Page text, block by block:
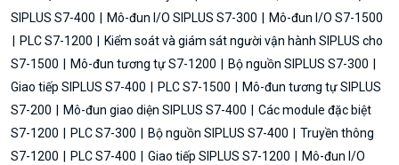
SIPLUS S7-400
Mô-đun I/O SIPLUS S7-300
Mô-đun I/O S7-1500
PLC S7-1200
Kiểm soát và giám sát người vận hành SIPLUS cho
S7-1500
Mô-đun tương tự S7-1200
Bộ nguồn SIPLUS S7-300
Giao tiếp SIPLUS S7-400
PLC S7-1500
Mô-đun tương tự SIPLUS
S7-200
Mô-đun giao diện SIPLUS S7-400
Các module đặc biệt
S7-1200
PLC S7-300 Bộ nguồn SIPLUS S7-400
Truyền thông
S7-1200
PLC S7-400 Giao tiếp SIPLUS S7-1200
Mô-đun I/O